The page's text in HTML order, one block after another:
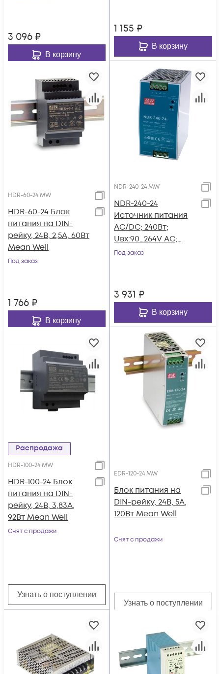
3 096 ₽
В корзину
1 155 ₽
В корзину
HDR-60-24 MW
HDR-60-24 Блок
питания на DIN-
рейку, 24В, 2,5А, 60Вт
Mean Well
Под заказ
1 766 ₽
В корзину
NDR-240-24 MW
NDR-240-24
Источник питания
AC/DC; 240Вт;
Uвх:90…264V AC;
Uвых:24В/10A рег,
Под заказ
3 931 ₽
В корзину
Распродажа
HDR-100-24 MW
HDR-100-24 Блок
питания на DIN-
рейку, 24В, 3,83А,
92Вт Mean Well
Снят с продажи
Узнать о поступлении
EDR-120-24 MW
Блок питания на
DIN-рейку, 24В, 5А,
120Вт Mean Well
Снят с продажи
Узнать о поступлении